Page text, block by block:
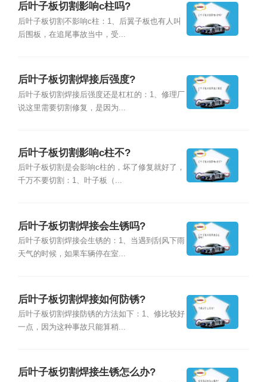
后叶子板切割影响c柱吗?
后叶子板切割不影响c柱：1、后翼子板也有人叫
后围板，在追尾事故当中，受...
后叶子板切割焊接后强度?
后叶子板切割焊接后强度还是杠杠的：1、修理厂
说这里需要切割修复，是因为...
后叶子板切割影响c柱不?
后叶子板切割是会影响c柱的，坏了修复就好了，
千万不要切割：1、叶子板（...
后叶子板切割焊接会生锈吗?
后叶子板切割焊接会生锈的：1、当遇到刮风下雨
天气的时候，如果车辆停在室...
后叶子板切割焊接如何防锈?
后叶子板切割焊接防锈的方法如下：1、修比较好
一点，因为这种事故只能算稍...
后叶子板切割焊接生锈怎么办?